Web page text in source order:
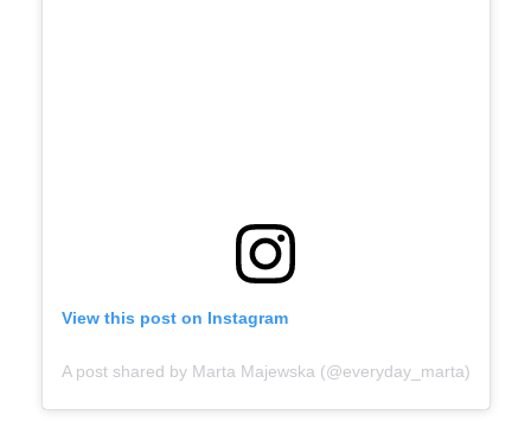
View this post on Instagram
A post shared by Marta Majewska (@everyday_marta)